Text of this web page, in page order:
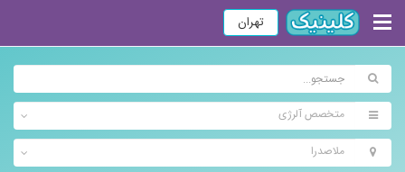
تهران
متخصص آلرژی
ملاصدرا